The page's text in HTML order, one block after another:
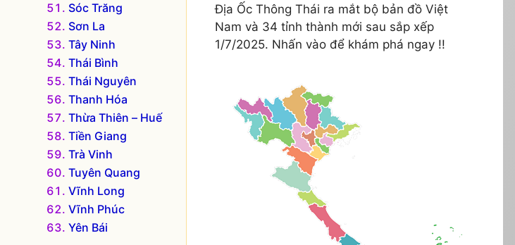
Sóc Trăng
Sơn La
Tây Ninh
Thái Bình
Thái Nguyên
Thanh Hóa
Thừa Thiên – Huế
Tiền Giang
Trà Vinh
Tuyên Quang
Vĩnh Long
Vĩnh Phúc
Yên Bái
Địa Ốc Thông Thái ra mắt bộ bản đồ Việt
Nam và 34 tỉnh thành mới sau sắp xếp
1/7/2025. Nhấn vào để khám phá ngay !!